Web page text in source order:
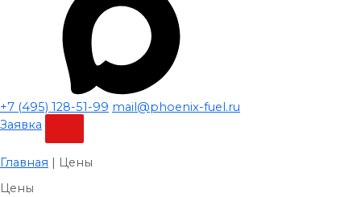
+7 (495) 128-51-99 mail@phoenix-fuel.ru
Заявка
Главная | Цены
Цены